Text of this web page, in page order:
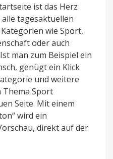
ist das Herz
tagesaktuellen
wie Sport,
oder auch
man zum Beispiel ein
genügt ein Klick
und weitere
Thema Sport
Seite. Mit einem
wird ein
direkt auf der